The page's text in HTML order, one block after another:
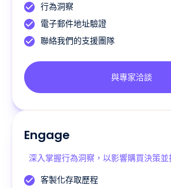
行為洞察
電子郵件地址驗證
聯絡我們的支援團隊
與專家洽談
Engage
深入掌握行為洞察，以影響購買決策並
客製化存取歷程